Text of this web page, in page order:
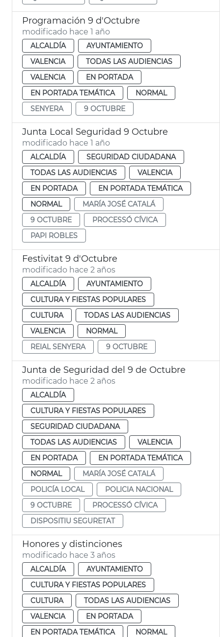
Programación 9 d'Octubre
modificado hace 1 año
ALCALDÍA
AYUNTAMIENTO
VALENCIA
TODAS LAS AUDIENCIAS
VALENCIA
EN PORTADA
EN PORTADA TEMÁTICA
NORMAL
SENYERA
9 OCTUBRE
Junta Local Seguridad 9 Octubre
modificado hace 1 año
ALCALDÍA
SEGURIDAD CIUDADANA
TODAS LAS AUDIENCIAS
VALENCIA
EN PORTADA
EN PORTADA TEMÁTICA
NORMAL
MARÍA JOSÉ CATALÁ
9 OCTUBRE
PROCESSÓ CÍVICA
PAPI ROBLES
Festivitat 9 d'Octubre
modificado hace 2 años
ALCALDÍA
AYUNTAMIENTO
CULTURA Y FIESTAS POPULARES
CULTURA
TODAS LAS AUDIENCIAS
VALENCIA
NORMAL
REIAL SENYERA
9 OCTUBRE
Junta de Seguridad del 9 de Octubre
modificado hace 2 años
ALCALDÍA
CULTURA Y FIESTAS POPULARES
SEGURIDAD CIUDADANA
TODAS LAS AUDIENCIAS
VALENCIA
EN PORTADA
EN PORTADA TEMÁTICA
NORMAL
MARÍA JOSÉ CATALÁ
POLICÍA LOCAL
POLICIA NACIONAL
9 OCTUBRE
PROCESSÓ CÍVICA
DISPOSITIU SEGURETAT
Honores y distinciones
modificado hace 3 años
ALCALDÍA
AYUNTAMIENTO
CULTURA Y FIESTAS POPULARES
CULTURA
TODAS LAS AUDIENCIAS
VALENCIA
EN PORTADA
EN PORTADA TEMÁTICA
NORMAL